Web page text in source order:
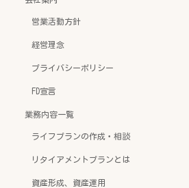
営業活動方針
経営理念
プライバシーポリシー
FD宣言
業務内容一覧
ライフプランの作成・相談
リタイアメントプランとは
資産形成、資産運用